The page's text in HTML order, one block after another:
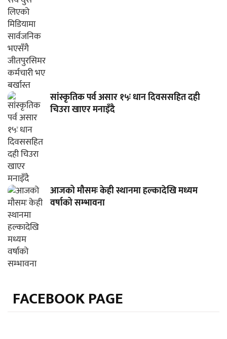
सांस्कृतिक पर्व असार १५ः धान दिवससहित दही
चिउरा खाएर मनाइँदै
आजको मौसमः केही स्थानमा हल्कादेखि मध्यम
वर्षाको सम्भावना
FACEBOOK PAGE